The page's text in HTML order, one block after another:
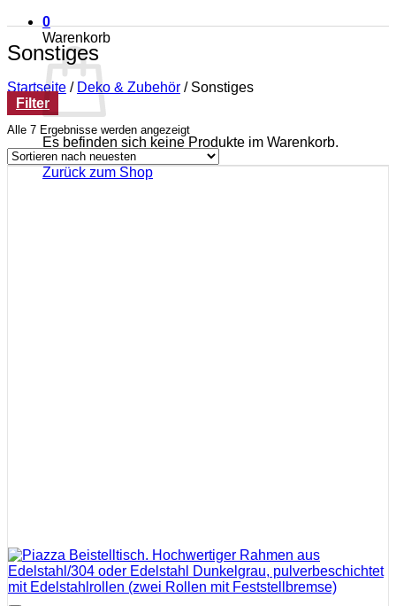
0
Warenkorb
Es befinden sich keine Produkte im Warenkorb.
Zurück zum Shop
Sonstiges
Startseite / Deko & Zubehör /Sonstiges
Filter
Alle 7 Ergebnisse werden angezeigtNach
neuesten
sortiert